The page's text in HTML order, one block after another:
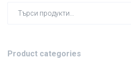
Product categories